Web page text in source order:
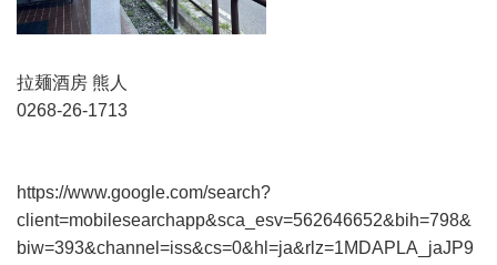
拉麺酒房 熊人
0268-26-1713
https://www.google.com/search?
client=mobilesearchapp&sca_esv=562646652&bih=798&
biw=393&channel=iss&cs=0&hl=ja&rlz=1MDAPLA_jaJP9